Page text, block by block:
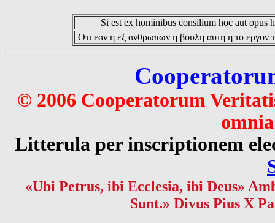
Si est ex hominibus consilium hoc aut opus
Οτι εαν η εξ ανθρωπων η βουλη αυτη η το εργον
© 2006 Cooperatorum
Litterula per inscriptionem
«Ubi Petrus, ibi Ecclesia, ibi Deus»
Sunt.» Divus Pius X